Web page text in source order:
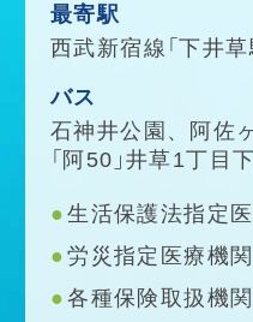
最寄駅
西武新宿線「下井
バス
石神井公園、阿佐
「阿50」井草1丁目
生活保護法指定
労災指定医療機関
各種保険取扱機関